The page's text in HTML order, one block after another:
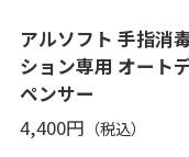
アルソフト 手指消
ション専用 オート
ペンサー
4,400円